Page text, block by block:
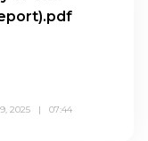
2025 | 07:44